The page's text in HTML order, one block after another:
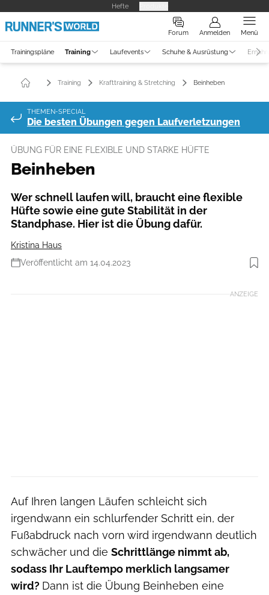
Hefte
Forum Anmelden Menü
Trainingspläne Training Laufevents Schuhe & Ausrüstung
Training Krafttraining & Stretching Beinheben
THEMEN-SPECIAL
Die besten Übungen gegen Laufverletzungen
ÜBUNG FÜR EINE FLEXIBLE UND STARKE HÜFTE
Beinheben
Wer schnell laufen will, braucht eine flexible
Hüfte sowie eine gute Stabilität in der
Standphase. Hier ist die Übung dafür.
Kristina Haus
Veröffentlicht am 14.04.2023
Foto: Henning Heide
ANZEIGE
Auf Ihren langen Läufen schleicht sich
irgendwann ein schlurfender Schritt ein, der
Fußabdruck nach vorn wird irgendwann deutlich
schwächer und die Schrittlänge nimmt ab,
sodass Ihr Lauftempo merklich langsamer
wird? Dann ist die Übung Beinheben eine